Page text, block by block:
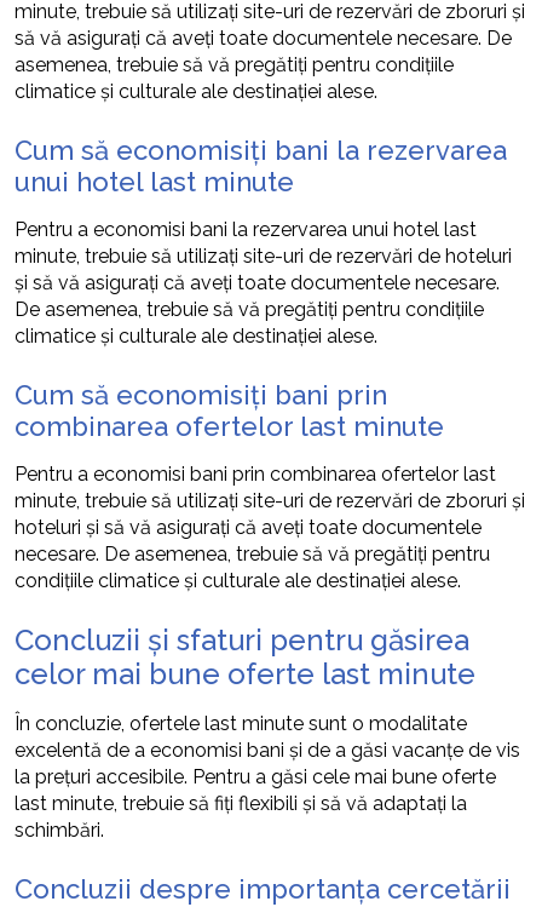
minute, trebuie să utilizați site-uri de rezervări de zboruri și
să vă asigurați că aveți toate documentele necesare. De
asemenea, trebuie să vă pregătiți pentru condițiile
climatice și culturale ale destinației alese.
Cum să economisiți bani la rezervarea
unui hotel last minute
Pentru a economisi bani la rezervarea unui hotel last
minute, trebuie să utilizați site-uri de rezervări de hoteluri
și să vă asigurați că aveți toate documentele necesare.
De asemenea, trebuie să vă pregătiți pentru condițiile
climatice și culturale ale destinației alese.
Cum să economisiți bani prin
combinarea ofertelor last minute
Pentru a economisi bani prin combinarea ofertelor last
minute, trebuie să utilizați site-uri de rezervări de zboruri și
hoteluri și să vă asigurați că aveți toate documentele
necesare. De asemenea, trebuie să vă pregătiți pentru
condițiile climatice și culturale ale destinației alese.
Concluzii și sfaturi pentru găsirea
celor mai bune oferte last minute
În concluzie, ofertele last minute sunt o modalitate
excelentă de a economisi bani și de a găsi vacanțe de vis
la prețuri accesibile. Pentru a găsi cele mai bune oferte
last minute, trebuie să fiți flexibili și să vă adaptați la
schimbări.
Concluzii despre importanța cercetării